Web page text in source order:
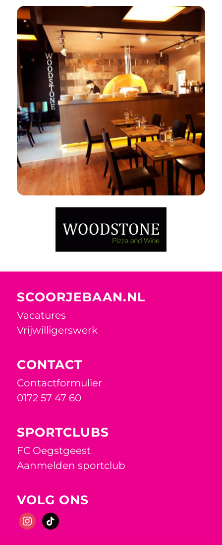
SCOORJEBAAN.NL
Vacatures
Vrijwilligerswerk
CONTACT
Contactformulier
0172 57 47 60
SPORTCLUBS
FC Oegstgeest
Aanmelden sportclub
VOLG ONS
instagram
tiktok